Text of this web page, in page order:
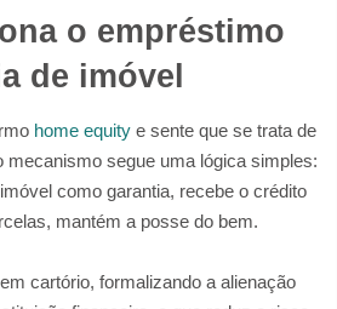
o empréstimo
de imóvel
home equity e sente que se trata de
mecanismo segue uma lógica simples:
como garantia, recebe o crédito
mantém a posse do bem.
cartório, formalizando a alienação